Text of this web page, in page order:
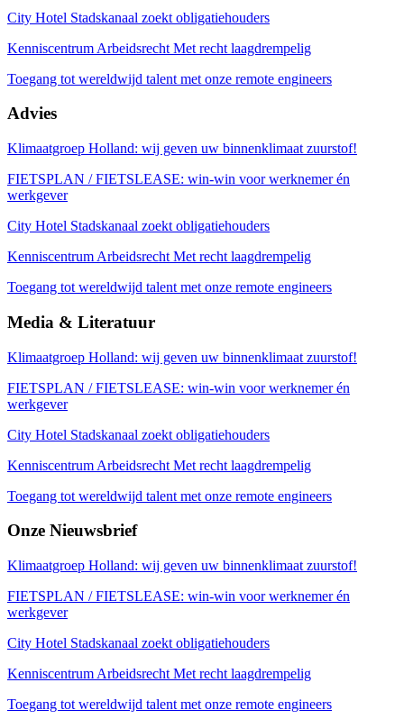
City Hotel Stadskanaal zoekt obligatiehouders
Kenniscentrum Arbeidsrecht Met recht laagdrempelig
Toegang tot wereldwijd talent met onze remote engineers
Advies
Klimaatgroep Holland: wij geven uw binnenklimaat zuurstof!
FIETSPLAN / FIETSLEASE: win-win voor werknemer én
werkgever
City Hotel Stadskanaal zoekt obligatiehouders
Kenniscentrum Arbeidsrecht Met recht laagdrempelig
Toegang tot wereldwijd talent met onze remote engineers
Media & Literatuur
Klimaatgroep Holland: wij geven uw binnenklimaat zuurstof!
FIETSPLAN / FIETSLEASE: win-win voor werknemer én
werkgever
City Hotel Stadskanaal zoekt obligatiehouders
Kenniscentrum Arbeidsrecht Met recht laagdrempelig
Toegang tot wereldwijd talent met onze remote engineers
Onze Nieuwsbrief
Klimaatgroep Holland: wij geven uw binnenklimaat zuurstof!
FIETSPLAN / FIETSLEASE: win-win voor werknemer én
werkgever
City Hotel Stadskanaal zoekt obligatiehouders
Kenniscentrum Arbeidsrecht Met recht laagdrempelig
Toegang tot wereldwijd talent met onze remote engineers